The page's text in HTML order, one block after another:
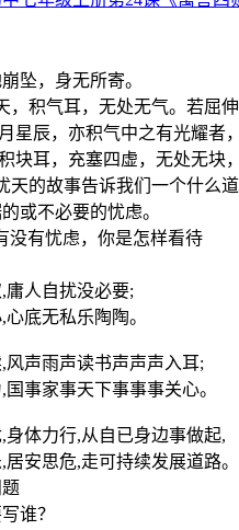
坠，身无所寄。
积气耳，无处无气。若屈
星辰，亦积气中之有光耀者
块耳，充塞四虚，无处无块
天的故事告诉我们一个什么道
或不必要的忧虑。
没有忧虑，你是怎样看待
庸人自扰没必要;
底无私乐陶陶。
风声雨声读书声声声入耳;
事家事天下事事事关心。
身体力行,从自已身边事做起,
安思危,走可持续发展道路。
谁？